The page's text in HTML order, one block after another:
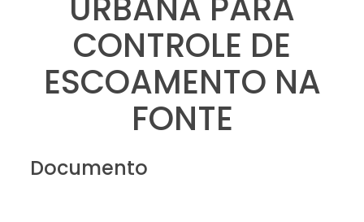
CONTROLE DE
ESCOAMENTO NA
FONTE
Documento